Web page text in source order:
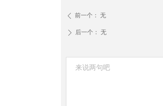
ꄴ 前一个： 无
ꄲ 后一个： 无